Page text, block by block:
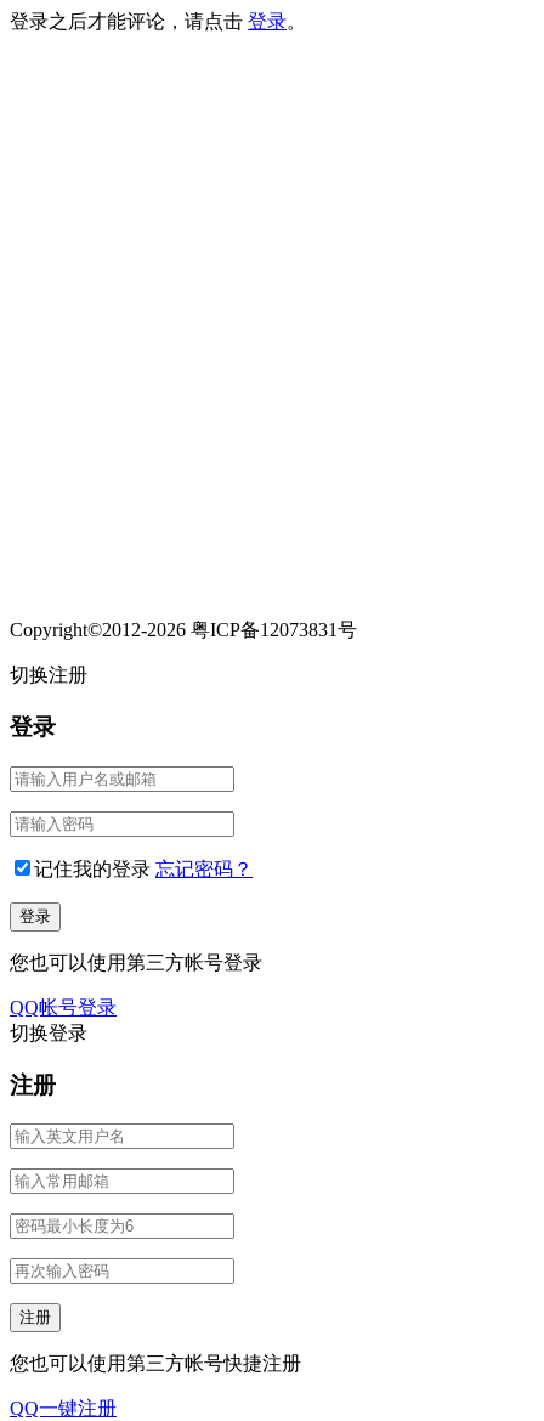
登录之后才能评论，请点击 登录。
Copyright©2012-2026 粤ICP备12073831号
切换注册
登录
记住我的登录 忘记密码？
您也可以使用第三方帐号登录
QQ帐号登录
切换登录
注册
您也可以使用第三方帐号快捷注册
QQ一键注册